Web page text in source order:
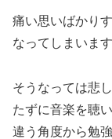
痛い思いばかり
なってしまいます
そうなっては悲
たずに音楽を聴
違う角度から勉